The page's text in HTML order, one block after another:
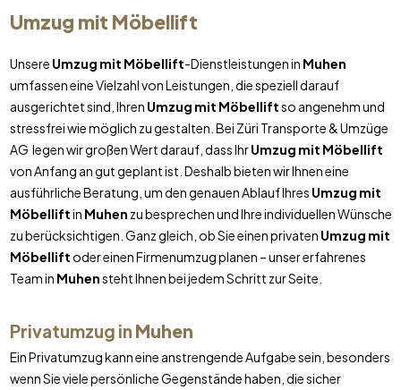
Umzug mit Möbellift
Unsere Umzug mit Möbellift-Dienstleistungen in Muhen
umfassen eine Vielzahl von Leistungen, die speziell darauf
ausgerichtet sind, Ihren Umzug mit Möbelliftso angenehm und
stressfrei wie möglich zu gestalten. Bei Züri Transporte & Umzüge
AG legen wir großen Wert darauf, dass IhrUmzug mit Möbellift
von Anfang an gut geplant ist. Deshalb bieten wir Ihnen eine
ausführliche Beratung, um den genauen Ablauf Ihres Umzug mit
Möbelliftin Muhen zu besprechen und Ihre individuellen Wünsche
zu berücksichtigen. Ganz gleich, ob Sie einen privaten Umzug mit
Möbelliftoder einen Firmenumzug planen – unser erfahrenes
Team in Muhensteht Ihnen bei jedem Schritt zur Seite.
Privatumzug in Muhen
Ein Privatumzug kann eine anstrengende Aufgabe sein, besonders
wenn Sie viele persönliche Gegenstände haben, die sicher